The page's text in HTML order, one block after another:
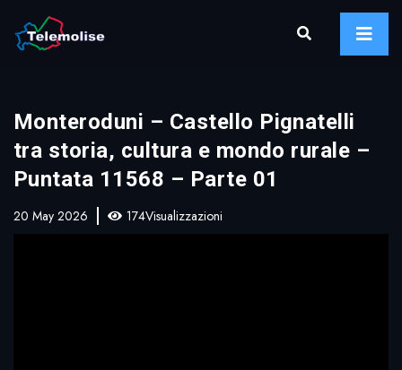
Monteroduni – Castello Pignatelli
tra storia, cultura e mondo rurale –
Puntata 11568 – Parte 01
20 May 2026 174Visualizzazioni